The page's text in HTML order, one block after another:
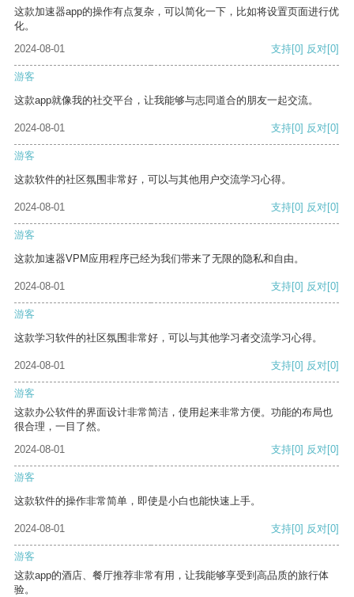
这款加速器app的操作有点复杂，可以简化一下，比如将设置页面进行优
化。
2024-08-01
支持[0] 反对[0]
游客
这款app就像我的社交平台，让我能够与志同道合的朋友一起交流。
2024-08-01 支持[0] 反对[0]
游客
这款软件的社区氛围非常好，可以与其他用户交流学习心得。
2024-08-01 支持[0] 反对[0]
游客
这款加速器VPM应用程序已经为我们带来了无限的隐私和自由。
2024-08-01 支持[0] 反对[0]
游客
这款学习软件的社区氛围非常好，可以与其他学习者交流学习心得。
2024-08-01 支持[0] 反对[0]
游客
这款办公软件的界面设计非常简洁，使用起来非常方便。功能的布局也
很合理，一目了然。
2024-08-01
支持[0] 反对[0]
游客
这款软件的操作非常简单，即使是小白也能快速上手。
2024-08-01 支持[0] 反对[0]
游客
这款app的酒店、餐厅推荐非常有用，让我能够享受到高品质的旅行体
验。